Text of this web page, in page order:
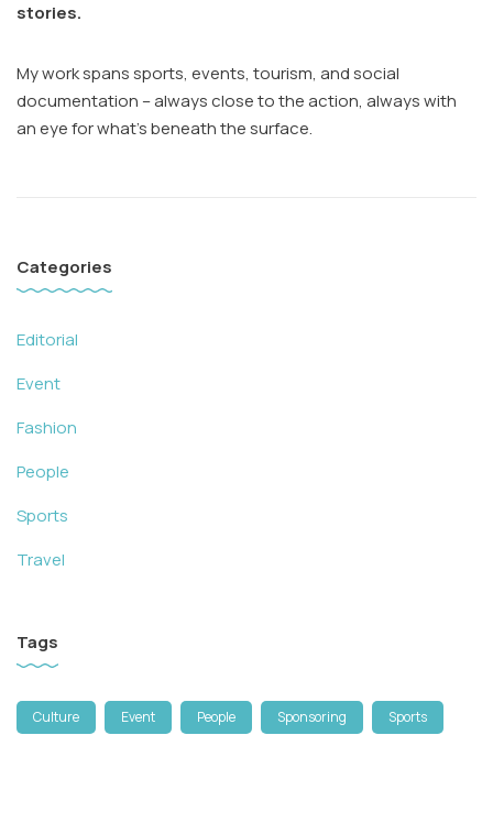
stories.
My work spans sports, events, tourism, and social
documentation – always close to the action, always with
an eye for what’s beneath the surface.
Categories
Editorial
Event
Fashion
People
Sports
Travel
Tags
Culture Event People Sponsoring Sports